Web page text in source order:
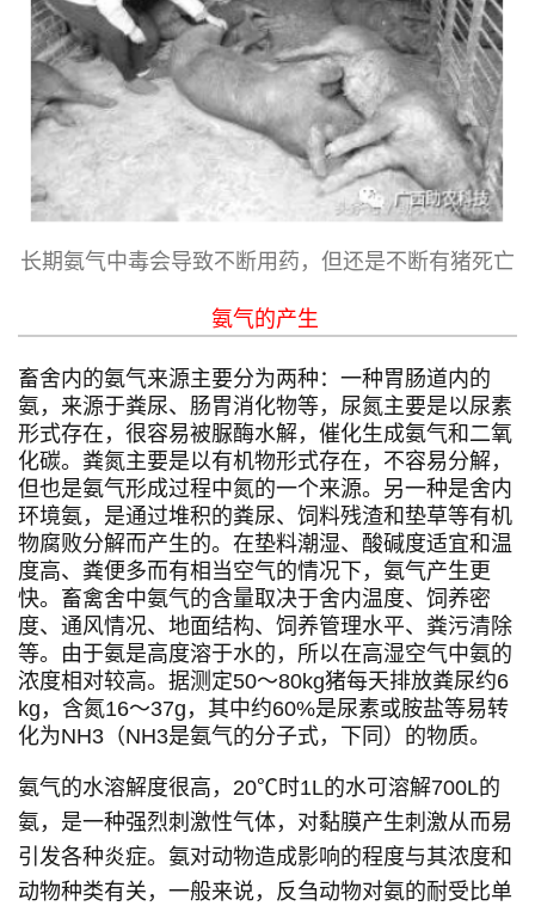
长期氨气中毒会导致不断用药，但还是不断有猪死亡
氨气的产生
畜舍内的氨气来源主要分为两种：一种胃肠道内的
氨，来源于粪尿、肠胃消化物等，尿氮主要是以尿素
形式存在，很容易被脲酶水解，催化生成氨气和二氧
化碳。粪氮主要是以有机物形式存在，不容易分解，
但也是氨气形成过程中氮的一个来源。另一种是舍内
环境氨，是通过堆积的粪尿、饲料残渣和垫草等有机
物腐败分解而产生的。在垫料潮湿、酸碱度适宜和温
度高、粪便多而有相当空气的情况下，氨气产生更
快。畜禽舍中氨气的含量取决于舍内温度、饲养密
度、通风情况、地面结构、饲养管理水平、粪污清除
等。由于氨是高度溶于水的，所以在高湿空气中氨的
浓度相对较高。据测定50～80kg猪每天排放粪尿约6
kg，含氮16～37g，其中约60%是尿素或胺盐等易转
化为NH3（NH3是氨气的分子式，下同）的物质。
氨气的水溶解度很高，20℃时1L的水可溶解700L的
氨，是一种强烈刺激性气体，对黏膜产生刺激从而易
引发各种炎症。氨对动物造成影响的程度与其浓度和
动物种类有关，一般来说， 反刍动物对氨的耐受比单